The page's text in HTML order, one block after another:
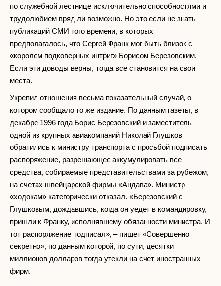
по служебной лестнице исключительно способностями и
трудолюбием вряд ли возможно. Но это если не знать
публикаций СМИ того времени, в которых
предполагалось, что Сергей Франк мог быть близок с
«королем подковерных интриг» Борисом Березовским.
Если эти доводы верны, тогда все становится на свои
места.
Укрепил отношения весьма показательный случай, о
котором сообщало то же издание. По данным газеты, в
декабре 1996 года Борис Березовский и заместитель
одной из крупных авиакомпаний Николай Глушков
обратились к министру транспорта с просьбой подписать
распоряжение, разрешающее аккумулировать все
средства, собираемые представительствами за рубежом,
на счетах швейцарской фирмы «Андава». Министр
«ходокам» категорически отказал. «Березовский с
Глушковым, дождавшись, когда он уедет в командировку,
пришли к Франку, исполнявшему обязанности министра. И
тот распоряжение подписал», – пишет «Совершенно
секретно», по данным которой, по сути, десятки
миллионов долларов тогда утекли на счет иностранных
фирм.